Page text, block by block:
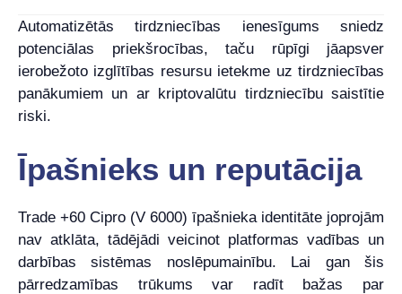
Automatizētās tirdzniecības ienesīgums sniedz
potenciālas priekšrocības, taču rūpīgi jāapsver
ierobežoto izglītības resursu ietekme uz tirdzniecības
panākumiem un ar kriptovalūtu tirdzniecību saistītie
riski.
Īpašnieks un reputācija
Trade +60 Cipro (V 6000) īpašnieka identitāte joprojām
nav atklāta, tādējādi veicinot platformas vadības un
darbības sistēmas noslēpumainību. Lai gan šis
pārredzamības trūkums var radīt bažas par